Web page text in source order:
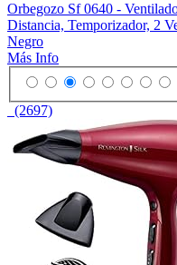
Orbegozo Sf 0640 -
Distancia, Temporizador, 2
Negro
Más Info
(2697)